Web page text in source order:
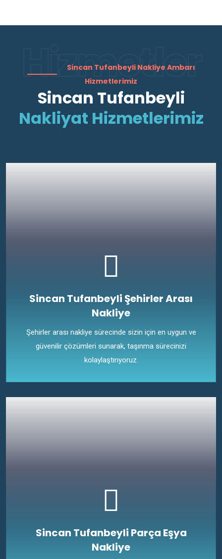
Hizmetler
Sincan Tufanbeyli Nakliye Ambarı
Hizmetlerimiz
Sincan Tufanbeyli
Nakliyat Hizmetlerimiz
Sincan Tufanbeyli Şehirler Arası
Nakliye
Şehirler arası nakliye sürecinde sizin için en uygun ve
güvenilir çözümleri sunarak, taşınma sürecinizi
kolaylaştırıyoruz.
Sincan Tufanbeyli Parça Eşya
Nakliye